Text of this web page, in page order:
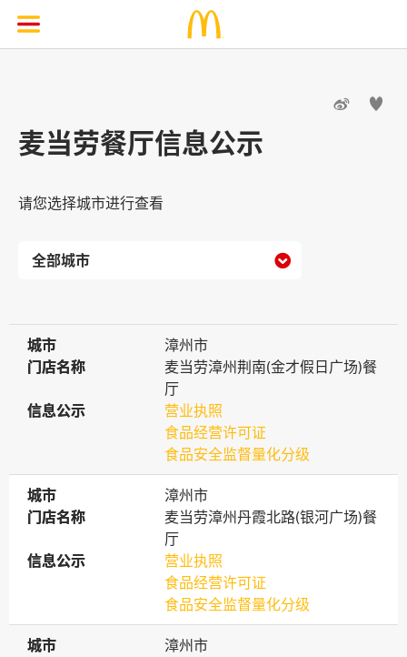
 
麦当劳餐厅信息公示
请您选择城市进行查看

城市
城市
漳州市
门店名称
门店名称
麦当劳漳州荆南(金才假日广场)餐
厅
信息公示
信息公示
营业执照
食品经营许可证
食品安全监督量化分级
城市
城市
漳州市
门店名称
门店名称
麦当劳漳州丹霞北路(银河广场)餐
厅
信息公示
信息公示
营业执照
食品经营许可证
食品安全监督量化分级
城市
城市
漳州市